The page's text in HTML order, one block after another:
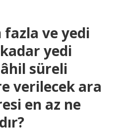
ve yedi
yedi
süreli
verilecek ara
en az ne